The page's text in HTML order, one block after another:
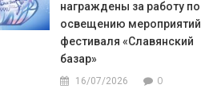
награждены за работу по
освещению мероприятий
фестиваля «Славянский
базар»
16/07/2026 0